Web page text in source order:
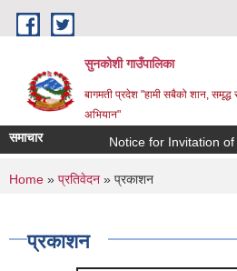
Skip to main content
सुनकोशी गाउँपालिका
बागमती प्रदेश "हामी सबैको शान, समृद्ध
अभियान"
समाचार Notice for Invitation of Bids
You are here
Home » प्रतिवेदन » प्रकाशन
प्रकाशन